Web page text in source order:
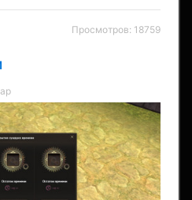
Просмотров: 18759